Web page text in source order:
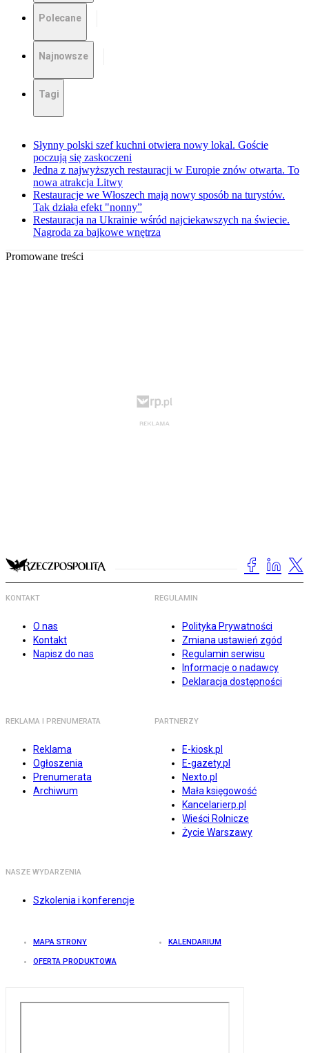
Polecane
Najnowsze
Tagi
Słynny polski szef kuchni otwiera nowy lokal. Goście
poczują się zaskoczeni
Jedna z najwyższych restauracji w Europie znów otwarta. To
nowa atrakcja Litwy
Restauracje we Włoszech mają nowy sposób na turystów.
Tak działa efekt "nonny”
Restauracja na Ukrainie wśród najciekawszych na świecie.
Nagroda za bajkowe wnętrza
Promowane treści
KONTAKT
O nas
Kontakt
Napisz do nas
REGULAMIN
Polityka Prywatności
Zmiana ustawień zgód
Regulamin serwisu
Informacje o nadawcy
Deklaracja dostępności
REKLAMA I PRENUMERATA
Reklama
Ogłoszenia
Prenumerata
Archiwum
PARTNERZY
E-kiosk.pl
E-gazety.pl
Nexto.pl
Mała księgowość
Kancelarierp.pl
Wieści Rolnicze
Życie Warszawy
NASZE WYDARZENIA
Szkolenia i konferencje
MAPA STRONY KALENDARIUM
OFERTA PRODUKTOWA